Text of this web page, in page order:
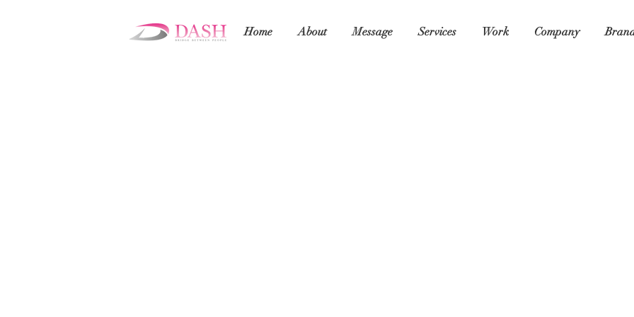
Home About Message Services Work Company